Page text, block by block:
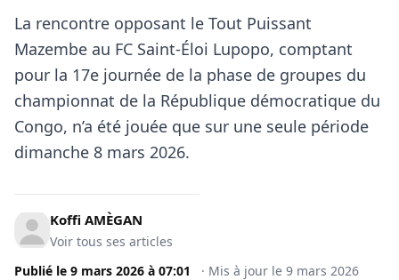
La rencontre opposant le Tout Puissant
Mazembe au FC Saint-Éloi Lupopo, comptant
pour la 17e journée de la phase de groupes du
championnat de la République démocratique du
Congo, n’a été jouée que sur une seule période
dimanche 8 mars 2026.
Koffi AMÈGAN
Voir tous ses articles
Publié le 9 mars 2026 à 07:01 · Mis à jour le 9 mars 2026